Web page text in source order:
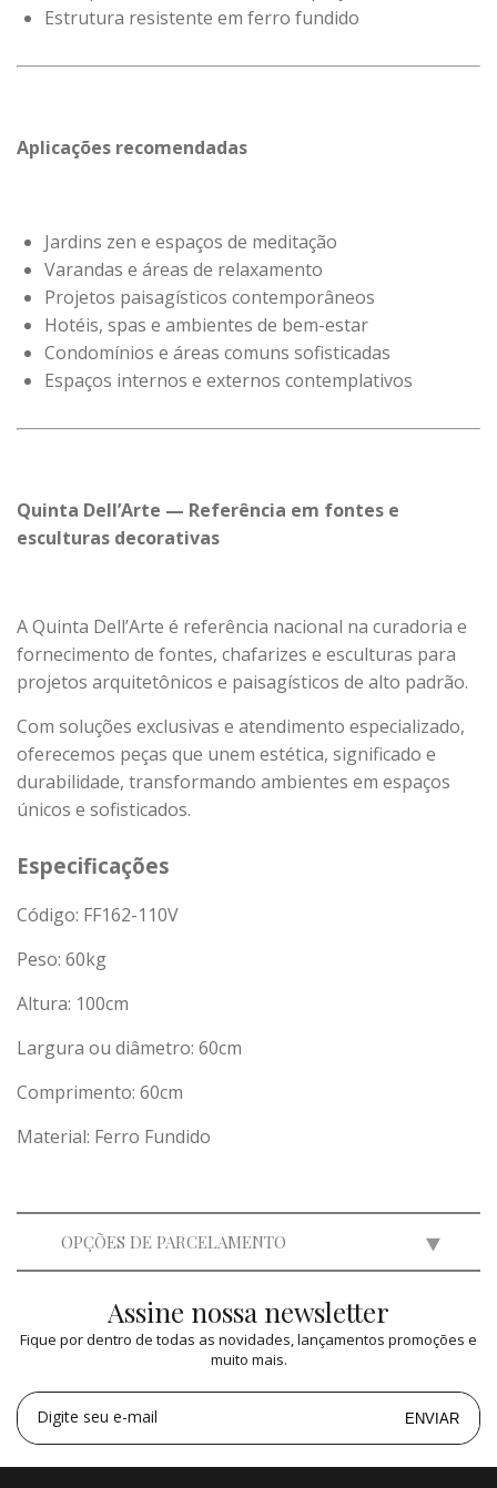
Estrutura resistente em ferro fundido
Aplicações recomendadas
Jardins zen e espaços de meditação
Varandas e áreas de relaxamento
Projetos paisagísticos contemporâneos
Hotéis, spas e ambientes de bem-estar
Condomínios e áreas comuns sofisticadas
Espaços internos e externos contemplativos
Quinta Dell’Arte — Referência em fontes e
esculturas decorativas
A Quinta Dell’Arte é referência nacional na curadoria e
fornecimento de fontes, chafarizes e esculturas para
projetos arquitetônicos e paisagísticos de alto padrão.
Com soluções exclusivas e atendimento especializado,
oferecemos peças que unem estética, significado e
durabilidade, transformando ambientes em espaços
únicos e sofisticados.
Especificações
Código: FF162-110V
Peso: 60kg
Altura: 100cm
Largura ou diâmetro: 60cm
Comprimento: 60cm
Material: Ferro Fundido
OPÇÕES DE PARCELAMENTO
deR$ 3.999,50=R$ 7.999,00
3x deR$ 2.666,07 =R$ 7.998,21
R$ 1.599,80
Assine nossa newsletter
Fique por dentro de todas as novidades, lançamentos promoções e
muito mais.
Digite seu e-mail ENVIAR